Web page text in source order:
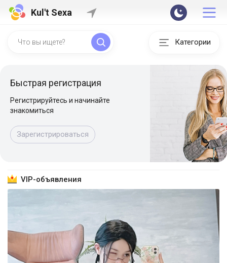
Kul't Sexa
Категории
Быстрая регистрация
Регистрируйтесь и начинайте
знакомиться
Зарегистрироваться
VIP-объявления